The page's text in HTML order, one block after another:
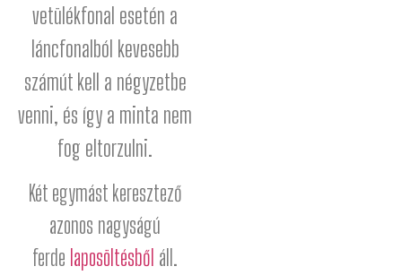
vetülékfonal esetén a
láncfonalból kevesebb
számút kell a négyzetbe
venni, és így a minta nem
fog eltorzulni.
Két egymást keresztező
azonos nagyságú
ferde laposöltésből áll.